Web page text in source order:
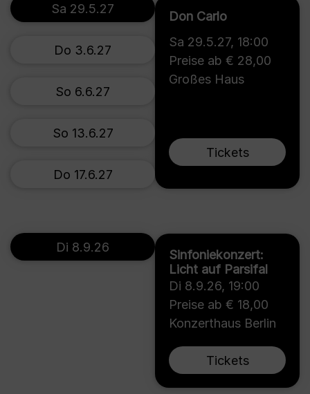
Don Carlo
Sa 29.5.27, 18:00
Preise ab € 28,00
Großes Haus
Tickets
Sa 29.5.27
Do 3.6.27
So 6.6.27
So 13.6.27
Do 17.6.27
Sinfoniekonzert:
Licht auf Parsifal
Di 8.9.26, 19:00
Preise ab € 18,00
Konzerthaus Berlin
Tickets
Di 8.9.26